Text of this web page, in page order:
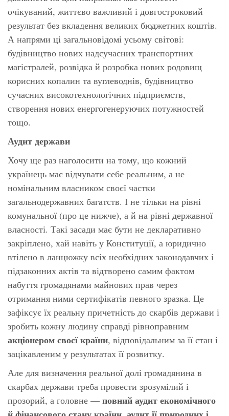
очікуваний, життєво важливий і довгостроковий
результат без вкладення великих бюджетних коштів.
А напрями ці загальновідомі усьому світові:
будівництво нових надсучасних транспортних
магістралей, розвідка й розробка нових родовищ
корисних копалин та вуглеводнів, будівництво
сучасних високотехнологічних підприємств,
створення нових енергогенеруючих потужностей
тощо.
Аудит держави
Хочу ще раз наголосити на тому, що кожний
українець має відчувати себе реальним, а не
номінальним власником своєї частки
загальнодержавних багатств. І не тільки на рівні
комунальної (про це нижче), а й на рівні державної
власності. Такі засади має бути не декларативно
закріплено, хай навіть у Конституції, а юридично
втілено в ланцюжку всіх необхідних законодавчих і
підзаконних актів та відтворено самим фактом
набуття громадянами майнових прав через
отримання ними сертифікатів певного зразка. Це
зафіксує їх реальну причетність до скарбів держави і
зробить кожну людину справді рівноправним
акціонером своєї країни, відповідальним за її стан і
зацікавленим у результатах її розвитку.
Але для визначення реальної долі громадянина в
скарбах держави треба провести зрозумілий і
прозорий, а головне — повний аудит економічного